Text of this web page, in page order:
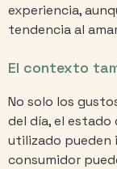
experiencia,
tendencia al
El contexto
No solo los
del día, el
utilizado pueden
consumidor